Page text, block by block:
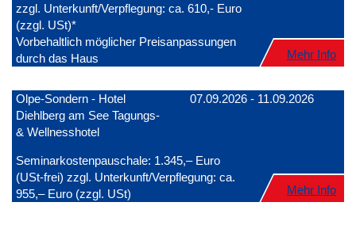
zzgl. Unterkunft/Verpflegung: ca. 610,- Euro
(zzgl. USt)*
Vorbehaltlich möglicher Preisanpassungen
durch das Haus
Mehr Info
Olpe-Sondern - Hotel
Diehlberg am See Tagungs-
& Wellnesshotel
07.09.2026 - 11.09.2026
Seminarkostenpauschale: 1.345,– Euro
(USt-frei) zzgl. Unterkunft/Verpflegung: ca.
955,– Euro (zzgl. USt)
Mehr Info